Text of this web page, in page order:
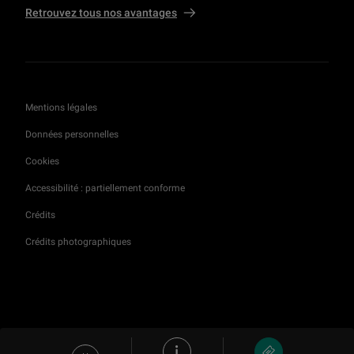
Retrouvez tous nos avantages
Mentions légales
Données personnelles
Cookies
Accessibilité : partiellement conforme
Crédits
Crédits photographiques